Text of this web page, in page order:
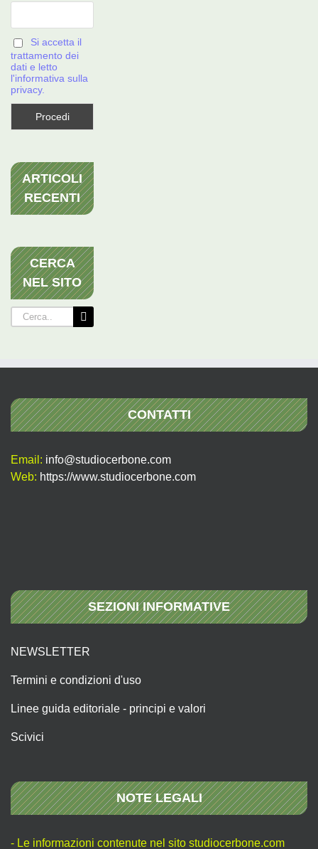
Si accetta il
trattamento dei
dati e letto
l'informativa sulla
privacy.
ARTICOLI
RECENTI
CERCA
NEL SITO
Cerca
per:
CONTATTI
Email: info@studiocerbone.com
Web: https://www.studiocerbone.com
SEZIONI INFORMATIVE
NEWSLETTER
Termini e condizioni d'uso
Linee guida editoriale - principi e valori
Scivici
NOTE LEGALI
- Le informazioni contenute nel sito studiocerbone.com